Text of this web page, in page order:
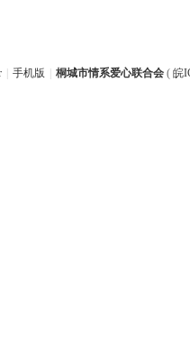
手机版 桐城市情系爱心联合会 ( 皖